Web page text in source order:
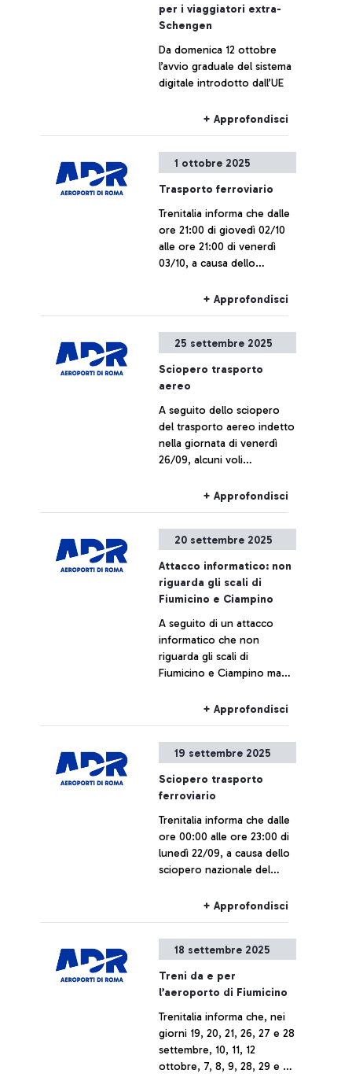
per i viaggiatori extra-
Schengen
Da domenica 12 ottobre
l’avvio graduale del sistema
digitale introdotto dall’UE
+ Approfondisci
1 ottobre 2025
Trasporto ferroviario
Trenitalia informa che dalle
ore 21:00 di giovedì 02/10
alle ore 21:00 di venerdì
03/10, a causa dello
personale del Gruppo FS,
Trenitalia, Trenitalia Tper e
Trenord, i collegamenti
ferroviari da e per
l’aeroporto di Fiumicino
potrebbero subire ritardi o
+ Approfondisci
25 settembre 2025
Sciopero trasporto
aereo
A seguito dello sciopero
del trasporto aereo indetto
nella giornata di venerdì
26/09, alcuni voli
cancellazioni.+ Approfondisci
20 settembre 2025
Attacco informatico: non
riguarda gli scali di
Fiumicino e Ciampino
A seguito di un attacco
informatico che non
riguarda gli scali di
Fiumicino e Ciampino ma
aeroporti europei, alcuni
voli potrebbero subire
ritardi o cancellazioni.
+ Approfondisci
19 settembre 2025
Sciopero trasporto
ferroviario
Trenitalia informa che dalle
ore 00:00 alle ore 23:00 di
lunedì 22/09, a causa dello
sciopero nazionale del
Trenitalia, Trenitalia Tper e
Trenord, i collegamenti
ferroviari da e per
l’aeroporto di Fiumicino
potrebbero subire ritardi o
cancellazioni.
+ Approfondisci
18 settembre 2025
Treni da e per
l’aeroporto di Fiumicino
Trenitalia informa che, nei
giorni 19, 20, 21, 26, 27 e 28
settembre, 10, 11, 12
ottobre, 7, 8, 9, 28, 29 e 30